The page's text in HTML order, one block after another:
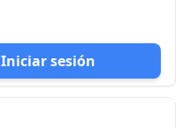
Iniciar sesión